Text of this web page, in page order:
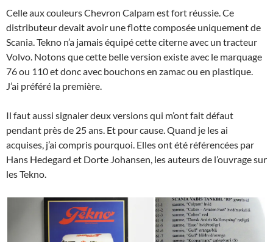
Celle aux couleurs Chevron Calpam est fort réussie. Ce
distributeur devait avoir une flotte composée uniquement de
Scania. Tekno n’a jamais équipé cette citerne avec un tracteur
Volvo. Notons que cette belle version existe avec le marquage
76 ou 110 et donc avec bouchons en zamac ou en plastique.
J’ai préféré la première.
Il faut aussi signaler deux versions qui m’ont fait défaut
pendant près de 25 ans. Et pour cause. Quand je les ai
acquises, j’ai compris pourquoi. Elles ont été référencées par
Hans Hedegard et Dorte Johansen, les auteurs de l’ouvrage sur
les Tekno.